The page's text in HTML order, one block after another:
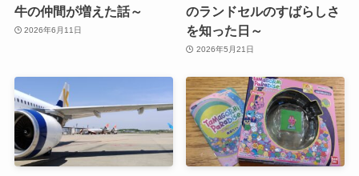
牛の仲間が増えた話～
2026年6月11日
のランドセルのすばらしさ
を知った日～
2026年5月21日